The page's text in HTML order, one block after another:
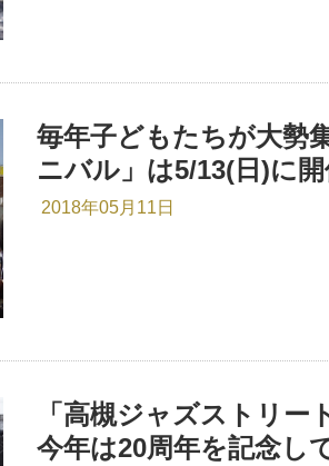
毎年子どもたちが大勢
ニバル」は5/13(日)に開
2018年05月11日
「高槻ジャズストリー
今年は20周年を記念し